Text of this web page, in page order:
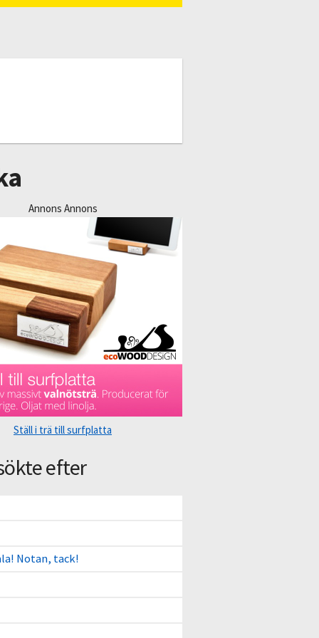
Annons Annons
Ställ i trä till surfplatta
efter
Notan, tack!